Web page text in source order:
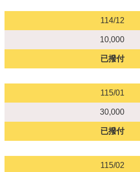
114/12
10,000
已撥付
115/01
30,000
已撥付
115/02